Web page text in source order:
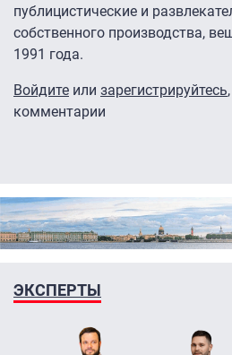
публицистические и
собственного производства,
1991 года.
Войдите или зарегистрируйтесь
комментарии
ЭКСПЕРТЫ